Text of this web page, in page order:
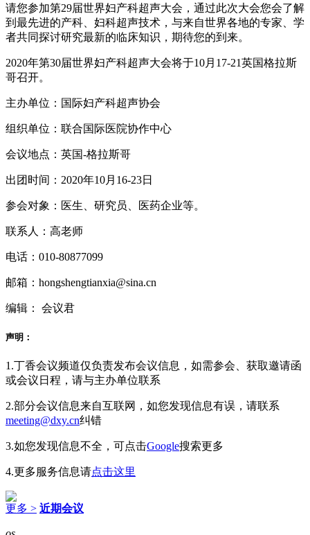
请您参加第29届世界妇产科超声大会，通过此次大会您会了解
到最先进的产科、妇科超声技术，与来自世界各地的专家、学
者共同探讨研究最新的临床知识，期待您的到来。
2020年第30届世界妇产科超声大会将于10月17-21英国格拉斯
哥召开。
主办单位：国际妇产科超声协会
组织单位：联合国际医院协作中心
会议地点：英国-格拉斯哥
出团时间：2020年10月16-23日
参会对象：医生、研究员、医药企业等。
联系人：高老师
电话：010-80877099
邮箱：hongshengtianxia@sina.cn
编辑： 会议君
声明：
1.丁香会议频道仅负责发布会议信息，如需参会、获取邀请函
或会议日程，请与主办单位联系
2.部分会议信息来自互联网，如您发现信息有误，请联系
meeting@dxy.cn纠错
3.如您发现信息不全，可点击Google搜索更多
4.更多服务信息请点击这里
更多 > 近期会议